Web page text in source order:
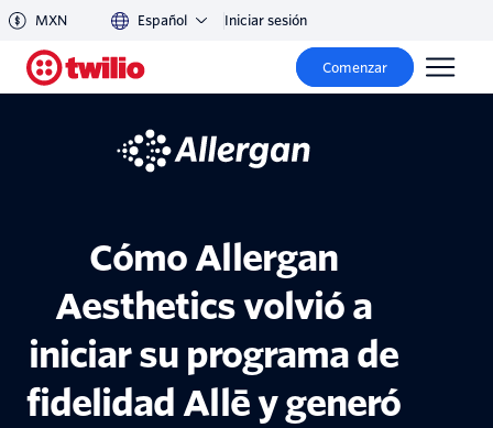
MXN Español Iniciar sesión
Comenzar
Cómo Allergan
Aesthetics volvió a
iniciar su programa de
fidelidad Allē y generó